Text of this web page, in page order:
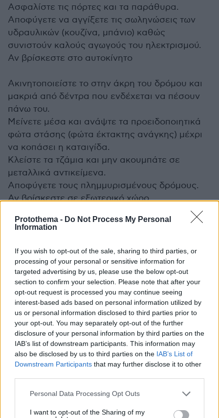
Protothema - Do Not Process My Personal
Information
If you wish to opt-out of the sale, sharing to third parties, or
processing of your personal or sensitive information for
targeted advertising by us, please use the below opt-out
section to confirm your selection. Please note that after your
opt-out request is processed you may continue seeing
interest-based ads based on personal information utilized by
us or personal information disclosed to third parties prior to
your opt-out. You may separately opt-out of the further
disclosure of your personal information by third parties on the
IAB’s list of downstream participants. This information may
also be disclosed by us to third parties on the IAB’s List of
Downstream Participants that may further disclose it to other
Please note that this website/app uses one or more Google
not limited to your visit or usage behaviour. You may click to
Personal Data Processing Opt Outs
I want to opt-out of the Sharing of my
Ασφαλίστε τις πόρτες και τα παράθυρα.
Αποφύγετε να αγγίξετε τις σωληνώσεις των
υδραυλικών (κουζίνα, μπάνιο) καθώς
συνιστούν καλούς αγωγούς του ηλεκτρισμού.
Αν βρίσκεστε στο αυτοκίνητο
Ακινητοποιείστε το στην άκρη του δρόμου και
μακριά από δέντρα που ενδέχεται να πέσουν
πάνω του.
Μείνετε μέσα και ανάψτε τα προειδοποιητικά
φώτα στάσης (φώτα έκτακτης ανάγκης) μέχρι
να κοπάσει η καταιγίδα.
Κλείστε τα τζάμια και μην ακουμπάτε σε
μεταλλικά αντικείμενα.
Αποφύγετε τους πλημμυρισμένους δρόμους.
Αν βρίσκεστε σε εξωτερικό χώρο
Καταφύγετε σε κτίριο ή σε αυτοκίνητο
χωρίς να ξαπλώσετε.
Προστατευτείτε κάτω από συμπαγή κλαδιά
χαμηλών δέντρων στην περίπτωση που είστε
μέσα σε δάσος.
Μην καταφύγετε ποτέ κάτω από ένα ψηλό
δέντρο σε ανοιχτό χώρο.
Αποφύγετε τα χαμηλά εδάφη για τον κίνδυνο
πλημμύρας.
Μην στέκεστε πλάι σε πυλώνες, γραμμές
μεταφοράς ηλεκτρικού ρεύματος, τηλεφωνικές
γραμμές και φράκτες.
Μην πλησιάζετε μεταλλικά αντικείμενα (π.χ.
κατασκήνωσης κλπ.).